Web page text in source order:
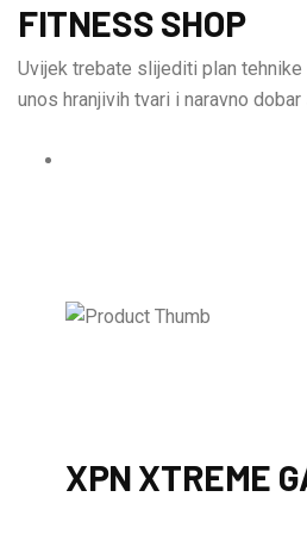
FITNESS SHOP
Uvijek trebate slijediti plan
unos hranjivih tvari i naravno dobar
XPN XTREME